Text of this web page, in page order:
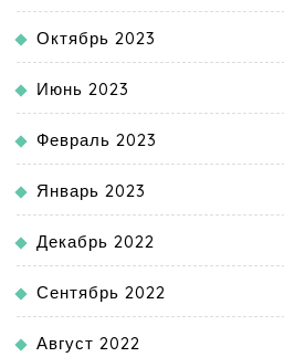
Октябрь 2023
Июнь 2023
Февраль 2023
Январь 2023
Декабрь 2022
Сентябрь 2022
Август 2022